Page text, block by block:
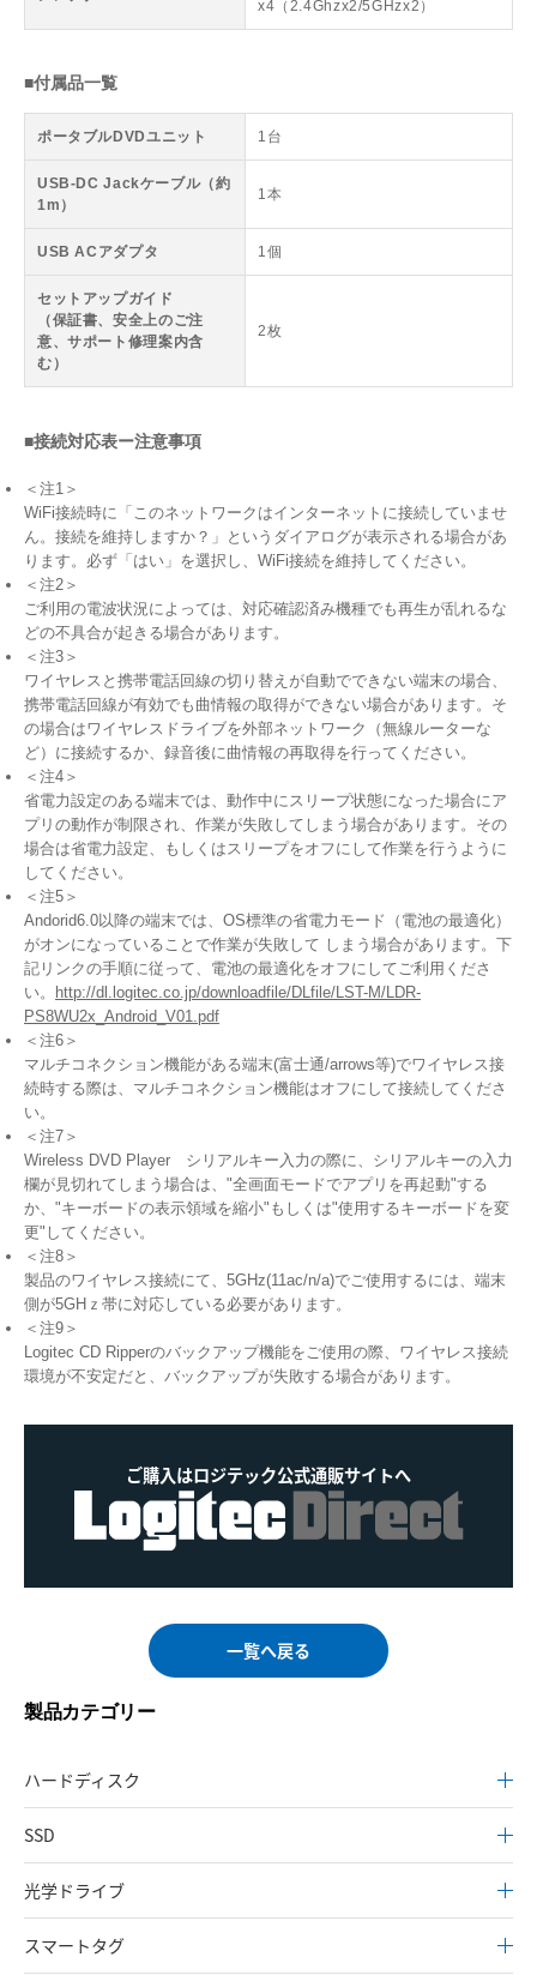
x4（2.4Ghzx2/5GHzx2）
■付属品一覧
ポータブルDVDユニット 1台
USB-DC Jackケーブル（約
1m）
1本
USB ACアダプタ 1個
セットアップガイド
（保証書、安全上のご注
意、サポート修理案内含
む）
2枚
■接続対応表ー注意事項
＜注1＞
WiFi接続時に「このネットワークはインターネットに接続していませ
ん。接続を維持しますか？」というダイアログが表示される場合があ
ります。必ず「はい」を選択し、WiFi接続を維持してください。
＜注2＞
ご利用の電波状況によっては、対応確認済み機種でも再生が乱れるな
どの不具合が起きる場合があります。
＜注3＞
ワイヤレスと携帯電話回線の切り替えが自動でできない端末の場合、
携帯電話回線が有効でも曲情報の取得ができない場合があります。そ
の場合はワイヤレスドライブを外部ネットワーク（無線ルーターな
ど）に接続するか、録音後に曲情報の再取得を行ってください。
＜注4＞
省電力設定のある端末では、動作中にスリープ状態になった場合にア
プリの動作が制限され、作業が失敗してしまう場合があります。その
場合は省電力設定、もしくはスリープをオフにして作業を行うように
してください。
＜注5＞
Andorid6.0以降の端末では、OS標準の省電力モード（電池の最適化）
がオンになっていることで作業が失敗して しまう場合があります。下
記リンクの手順に従って、電池の最適化をオフにしてご利用くださ
い。
http://dl.logitec.co.jp/downloadfile/DLfile/LST-M/LDR-
PS8WU2x_Android_V01.pdf
＜注6＞
マルチコネクション機能がある端末(富士通/arrows等)でワイヤレス接
続時する際は、マルチコネクション機能はオフにして接続してくださ
い。
＜注7＞
Wireless DVD Player シリアルキー入力の際に、シリアルキーの入力
欄が見切れてしまう場合は、"全画面モードでアプリを再起動"する
か、"キーボードの表示領域を縮小"もしくは"使用するキーボードを変
更"してください。
＜注8＞
製品のワイヤレス接続にて、5GHz(11ac/n/a)でご使用するには、端末
側が5GHｚ帯に対応している必要があります。
＜注9＞
Logitec CD Ripperのバックアップ機能をご使用の際、ワイヤレス接続
環境が不安定だと、バックアップが失敗する場合があります。
ご購入はロジテック公式通販サイトへ
一覧へ戻る
製品カテゴリー
ハードディスク
SSD
光学ドライブ
スマートタグ